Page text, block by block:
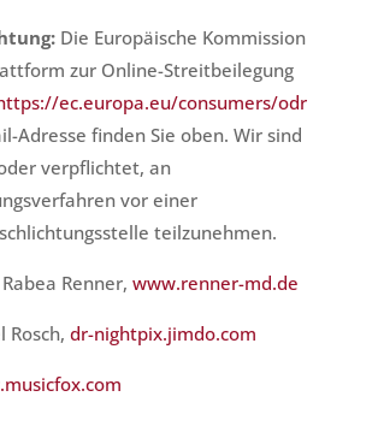
Die Europäische Kommission
zur Online-Streitbeilegung
ec.europa.eu/consumers/odr
Adresse finden Sie oben. Wir sind
verpflichtet, an
vor einer
teilzunehmen.
Rabea Renner, www.renner-md.de
Rosch, dr-nightpix.jimdo.com